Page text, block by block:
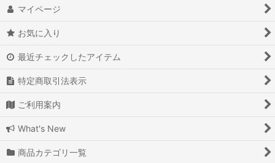
マイページ
お気に入り
最近チェックしたアイテム
特定商取引法表示
ご利用案内
What's New
商品カテゴリ一覧